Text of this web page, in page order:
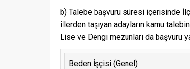
b) Talebe başvuru süresi içerisinde
illerden taşıyan adayların kamu
Lise ve Dengi mezunları da başvuru
Beden İşçisi (Genel)